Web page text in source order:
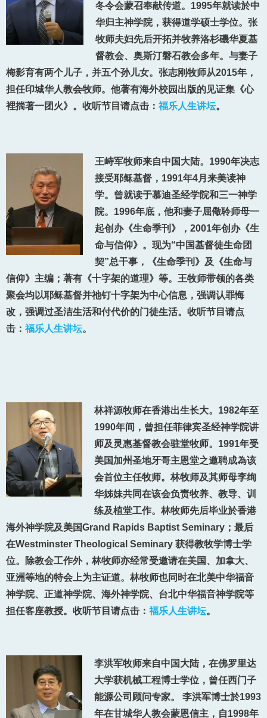
冬令会蒙召奉献传道。1995年就读於中
华归主神学院，获得道学硕士学位。张
牧师夫妇先后开拓并牧养洛杉磯华夏基
督教会、奥斯汀磐石教会多年。与妻子
梅影育有两个儿子，并五个孙儿女。张志刚牧师从2015年，
担任印城华人教会牧师。他著有海外校园出版的见证集《心
裡揣著一团火》。收听节目请点击： 福乐人生讲坛。
王峙军牧师来自中国大陆。1990年决志
接受耶稣基督，1991年4月来美读神
学。曾就读于慕迪圣经学院和三一神学
院。1996年底，他和妻子屈儆聆师母一
起创办《生命季刊》，2001年创办《生
命与信仰》。现为“中国基督徒生命团
契”总干事，《生命季刊》及《生命与
信仰》主编；著有《十字架的道理》等。王牧师带领的各类
聚会均以耶稣基督并祂钉十字架为中心信息，强调认罪悔
改，强调过圣洁生活和付代价的门徒生活。收听节目请点
击： 福乐人生讲坛。
林祥源牧师在香港出生长大。1982年至
1990年间，曾担任菲律宾圣经神学院讲
师及灵惠基督教会驻堂牧师。1991年受
美国加州圣地牙哥主恩堂之邀聘成為该
会首位主任牧师。林牧师及其师母李绚
华姊妹共同在该会负责牧养、教导、训
练及植堂工作。林牧师先后毕业於香港
海外神学院及美国Grand Rapids Baptist Seminary；最后
在Westminster Theological Seminary 获得教牧学博士学
位。除教会工作外，林牧师亦经常受邀请在美国、加拿大、
亚洲等地的特会上为主证道。林牧师也同时在北美中华福音
神学院、正道神学院、海外神学院、台北中华福音神学院等
担任客座教授。收听节目请点击： 福乐人生讲坛。
李洪军牧师来自中国大陆，在佛罗里达
大学获机械工程博士学位，曾任西门子
能源公司顾问专家。 李洪军博士於1993
年在甘城华人教会蒙恩信主，自1998年